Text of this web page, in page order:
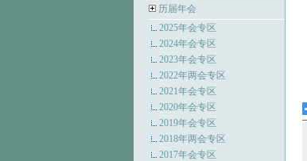
历届年会
2025年会专区
2024年会专区
2023年会专区
2022年两会专区
2021年会专区
2020年会专区
2019年会专区
2018年两会专区
2017年会专区